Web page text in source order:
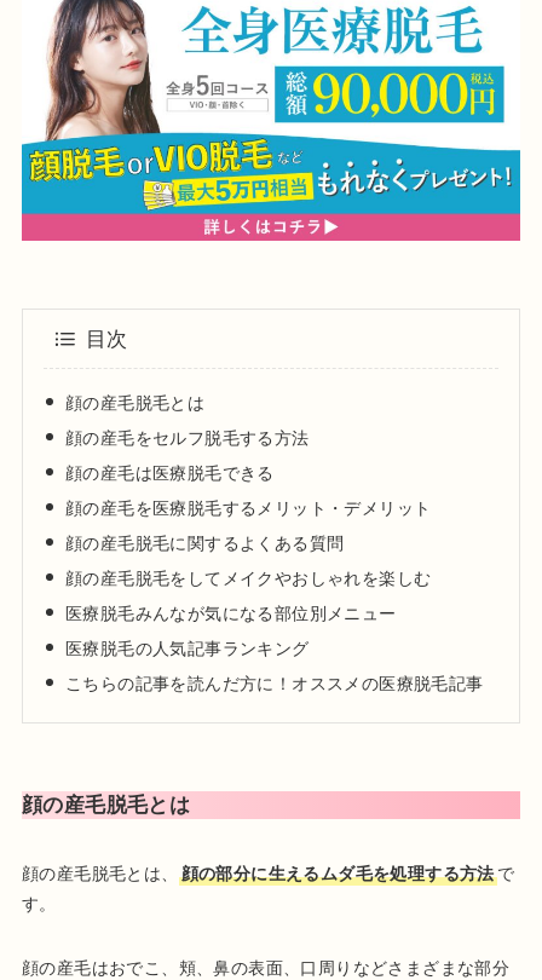
2009年03月 東京医科歯科大学医学部医学科卒業
2010年04月 東京医科歯科大学医学部付属病院 研修医
2011年04月 日産厚生会玉川病院 研修医
2012年04月 東京医科歯科大学皮膚科 勤務
2012年09月 台東保健所保健予防課・保健サービス課 兼務
2013年09月～都内大手美容外科・皮膚科に勤務
2015年01月 渋谷美容外科クリニック渋谷院 副院長就任
2024年01月 渋谷美容外科クリニック新宿院 院長就任
日本美容皮膚科学会会員
日本抗加齢医学会会員
目次
顔の産毛脱毛とは
顔の産毛をセルフ脱毛する方法
顔の産毛は医療脱毛できる
顔の産毛を医療脱毛するメリット・デメリット
顔の産毛脱毛に関するよくある質問
顔の産毛脱毛をしてメイクやおしゃれを楽しむ
医療脱毛みんなが気になる部位別メニュー
医療脱毛の人気記事ランキング
こちらの記事を読んだ方に！オススメの医療脱毛記事
顔の産毛脱毛とは
顔の産毛脱毛とは、 顔の部分に生えるムダ毛を処理する方法で
す。
顔の産毛はおでこ、頬、鼻の表面、口周りなどさまざまな部分